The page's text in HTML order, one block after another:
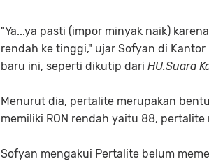
"Ya...ya pasti (impor minyak naik)
rendah ke tinggi," ujar Sofyan di
baru ini, seperti dikutip dari HU.Suara
Menurut dia, pertalite merupakan
memiliki RON rendah yaitu 88, pertalite
Sofyan mengakui Pertalite belum